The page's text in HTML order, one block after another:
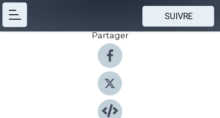
SUIVRE
Partager